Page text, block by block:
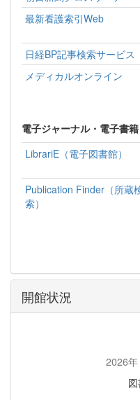
最新看護索引Web
日経BP記事検索サービス
メディカルオンライン
電子ジャーナル・電子書籍
LibrariE（電子図書館）
Publication Finder（所蔵
索）
開館状況
2026年